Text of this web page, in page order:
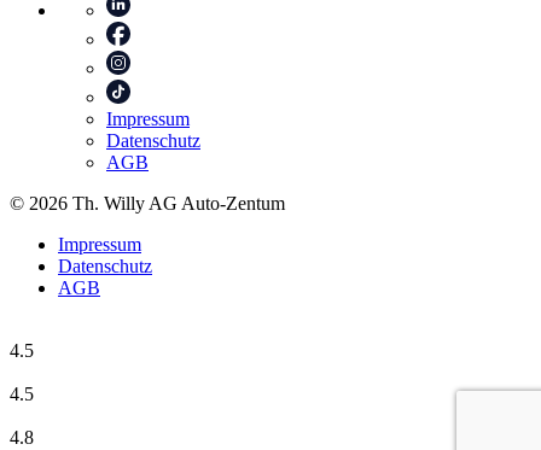
Impressum
Datenschutz
AGB
© 2026 Th. Willy AG Auto-Zentum
Impressum
Datenschutz
AGB
4.5
4.5
4.8